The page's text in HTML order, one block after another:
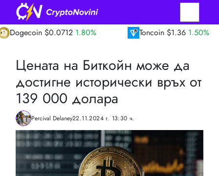
$0.0712 1.80% Toncoin $1.36 1.50%
Цената на Биткойн може да
достигне исторически връх от
139 000 долара
Percival Delaney22.11.2024 г. 13:30 ч.